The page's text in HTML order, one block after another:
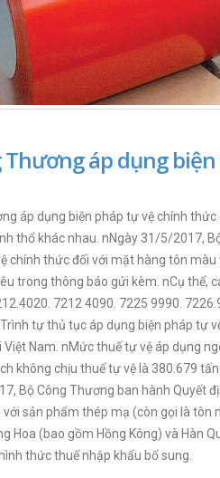
Thương áp dụng
áp dụng biện pháp tự vệ chính
thổ khác nhau. nNgày 31/5/2017,
chính thức đối với mặt hàng tôn
trong thông báo gửi kèm. nCụ thể,
7212 4090. 7225 9990.
Trình tự thủ tục áp dụng biện pháp tự
Nam. nMức thuế tự vệ áp dụng
không chịu thuế tự vệ là 380.679
Bộ Công Thương ban hành Quyết
sản phẩm thép mạ (còn gọi là tôn
Hoa (bao gồm Hồng Kông) và Hàn
thức thuế nhập khẩu bổ sung.